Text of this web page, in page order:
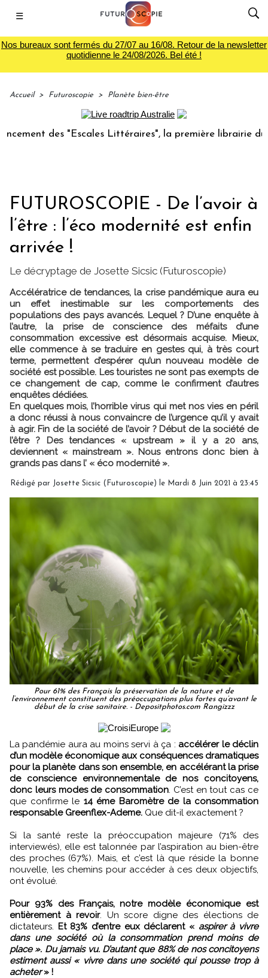
☰
Nos bureaux sont fermés du 27/07 au 16/08. Retour de la newsletter
quotidienne le 24/08/2026. Bel été !
Accueil > Futuroscopie > Planète bien-être
des "Escales Littéraires", la première librairie du voyage
FUTUROSCOPIE - De l’avoir à
l’être : l’éco modernité est enfin
arrivée !
Le décryptage de Josette Sicsic (Futuroscopie)
Accélératrice de tendances, la crise pandémique aura eu
un effet inestimable sur les comportements des
populations des pays avancés. Lequel ? D’une enquête à
l’autre, la prise de conscience des méfaits d’une
consommation excessive est désormais acquise. Mieux,
elle commence à se traduire en gestes qui, à très court
terme, permettent d’espérer qu’un nouveau modèle de
société est possible. Les touristes ne sont pas exempts de
ce changement de cap, comme le confirment d’autres
enquêtes dédiées.
En quelques mois, l’horrible virus qui met nos vies en péril
a donc réussi à nous convaincre de l’urgence qu’il y avait
à agir. Fin de la société de l’avoir ? Début de la société de
l’être ? Des tendances « upstream » il y a 20 ans,
deviennent « mainstream ». Nous entrons donc bien à
grands pas dans l’ « éco modernité ».
Rédigé par Josette Sicsic (Futuroscopie) le Mardi 8 Juin 2021 à 23:45
Pour 61% des Français la préservation de la nature et de
l’environnement constituent des préoccupations plus fortes qu’avant le
début de la crise sanitaire. - Depositphotos.com Rangizzz
La pandémie aura au moins servi à ça : accélérer le déclin
d’un modèle économique aux conséquences dramatiques
pour la planète dans son ensemble, en accélérant la prise
de conscience environnementale de nos concitoyens,
donc leurs modes de consommation . C’est en tout cas ce
que confirme le 14 éme Baromètre de la consommation
responsable Greenflex-Ademe. Que dit-il exactement ?
Si la santé reste la préoccupation majeure (71% des
interviewés), elle est talonnée par l’aspiration au bien-être
des proches (67%). Mais, et c’est là que réside la bonne
nouvelle, les chemins pour accéder à ces deux objectifs,
ont évolué.
Pour 93% des Français, notre modèle économique est
entièrement à revoir. Un score digne des élections de
dictateurs. Et 83% d’entre eux déclarent « aspirer à vivre
dans une société où la consommation prend moins de
place ». Du jamais vu. D’autant que 88% de nos concitoyens
estiment aussi « vivre dans une société qui pousse trop à
acheter » !